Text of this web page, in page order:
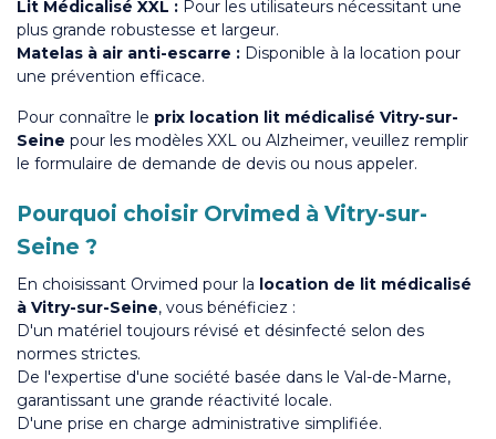
Lit Médicalisé XXL : Pour les utilisateurs nécessitant une
plus grande robustesse et largeur.
Matelas à air anti-escarre : Disponible à la location pour
une prévention efficace.
Pour connaître le prix location lit médicalisé Vitry-sur-
Seine pour les modèles XXL ou Alzheimer, veuillez remplir
le formulaire de demande de devis ou nous appeler.
Pourquoi choisir Orvimed à Vitry-sur-
Seine ?
En choisissant Orvimed pour la location de lit médicalisé
à Vitry-sur-Seine, vous bénéficiez :
D'un matériel toujours révisé et désinfecté selon des
normes strictes.
De l'expertise d'une société basée dans le Val-de-Marne,
garantissant une grande réactivité locale.
D'une prise en charge administrative simplifiée.